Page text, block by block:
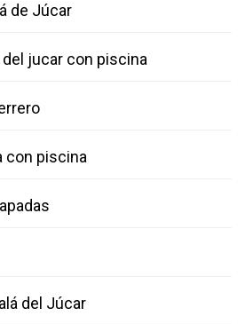
de Júcar
jucar con piscina
con piscina
del Júcar